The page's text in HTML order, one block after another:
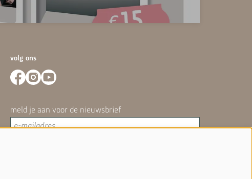
volg ons
meld je aan voor de nieuwsbrief